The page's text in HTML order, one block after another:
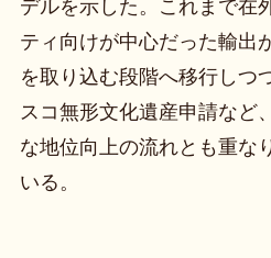
デルを示した。これまで在
ティ向けが中心だった輸出
を取り込む段階へ移行しつ
スコ無形文化遺産申請など
な地位向上の流れとも重な
いる。